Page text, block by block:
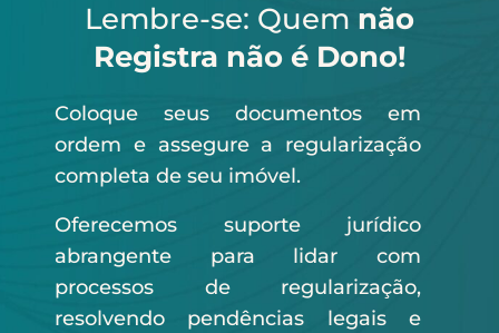
Lembre-se: Quem não
Registra não é Dono!
Coloque seus documentos em
ordem e assegure a regularização
completa de seu imóvel.
Oferecemos suporte jurídico
abrangente para lidar com
processos de regularização,
resolvendo pendências legais e